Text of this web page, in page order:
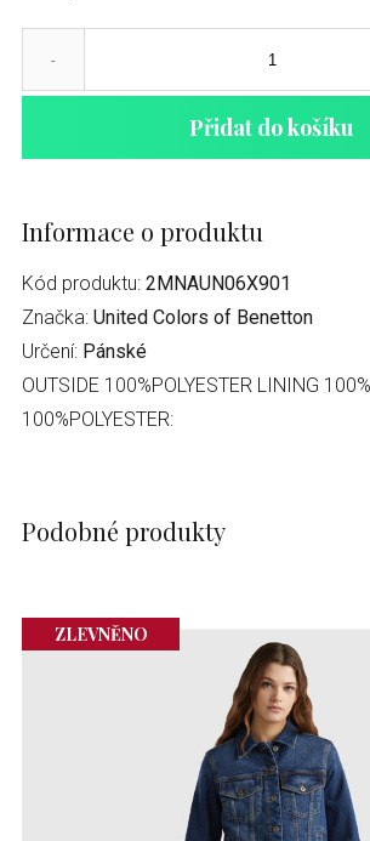
-
Přidat do košíku
Informace o produktu
Kód produktu: 2MNAUN06X901
Značka: United Colors of Benetton
Určení: Pánské
OUTSIDE 100%POLYESTER LINING
100%POLYESTER:
Podobné produkty
ZLEVNĚNO